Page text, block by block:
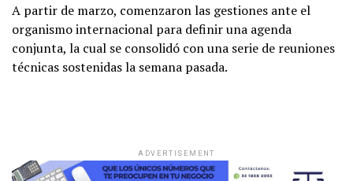
A partir de marzo, comenzaron las gestiones ante el
organismo internacional para definir una agenda
conjunta, la cual se consolidó con una serie de reuniones
técnicas sostenidas la semana pasada.
ADVERTISEMENT